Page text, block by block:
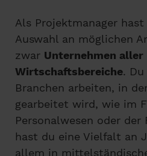
Als Projektmanager
Auswahl an möglichen
zwar Unternehmen aller
Wirtschaftsbereiche.
Branchen arbeiten, in
gearbeitet wird, wie im
Personalwesen oder der
hast du eine Vielfalt an
allem in